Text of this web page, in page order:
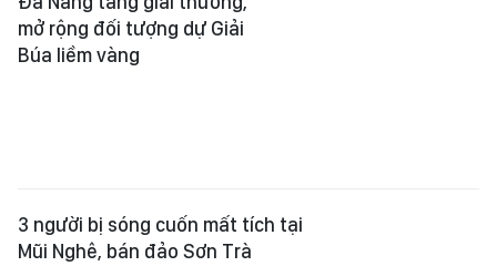
mở rộng đối tượng dự Giải
Búa liềm vàng
3 người bị sóng cuốn mất tích tại
Mũi Nghê, bán đảo Sơn Trà